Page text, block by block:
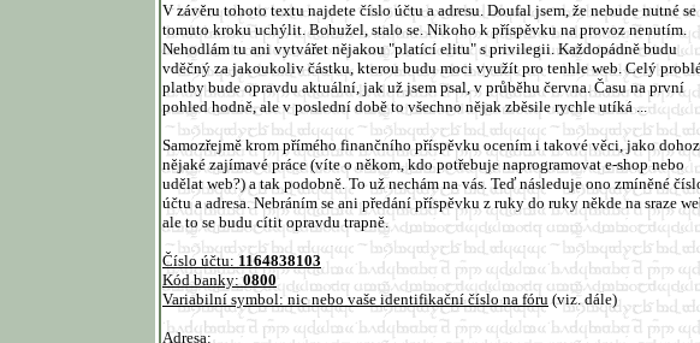
V závěru tohoto textu najdete číslo účtu a adresu. Doufal jsem, že nebude nutné se
tomuto kroku uchýlit. Bohužel, stalo se. Nikoho k příspěvku na provoz nenutím.
Nehodlám tu ani vytvářet nějakou "platící elitu" s privilegii. Každopádně budu
vděčný za jakoukoliv částku, kterou budu moci využít pro tenhle web. Celý
platby bude opravdu aktuální, jak už jsem psal, v průběhu června. Času na první
pohled hodně, ale v poslední době to všechno nějak zběsile rychle utíká ...
Samozřejmě krom přímého finančního příspěvku ocením i takové věci, jako
nějaké zajímavé práce (víte o někom, kdo potřebuje naprogramovat e-shop nebo
udělat web?) a tak podobně. To už nechám na vás. Teď následuje ono zmíněné
účtu a adresa. Nebráním se ani předání příspěvku z ruky do ruky někde na sraze
ale to se budu cítit opravdu trapně.
Číslo účtu: 1164838103
Kód banky:0800
Variabilní symbol: nic nebo vaše identifikační číslo na fóru (viz. dále)
Adresa: